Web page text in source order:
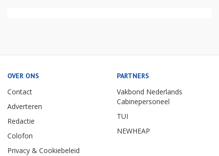
OVER ONS
Contact
Adverteren
Redactie
Colofon
Privacy & Cookiebeleid
PARTNERS
Vakbond Nederlands
Cabinepersoneel
TUI
NEWHEAP